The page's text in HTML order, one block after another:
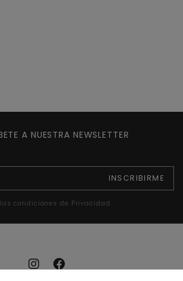
A NUESTRA NEWSLETTER
INSCRIBIRME
condiciones de Privacidad.